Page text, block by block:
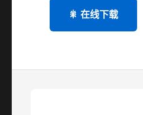
🎇 在线下载